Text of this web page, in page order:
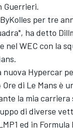
Guerrieri.
per tre
ha detto
nel WEC con la
nuova Hypercar
Ore di Le Mans è
la mia carriera
di diverse
ed in